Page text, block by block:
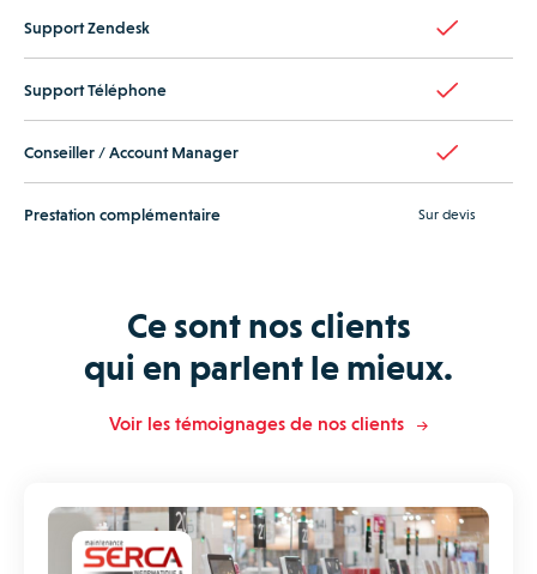
Support Zendesk
Support Téléphone
Conseiller / Account Manager
Prestation complémentaire Sur devis
Ce sont nos clients
qui en parlent le mieux.
Voir les témoignages de nos clients